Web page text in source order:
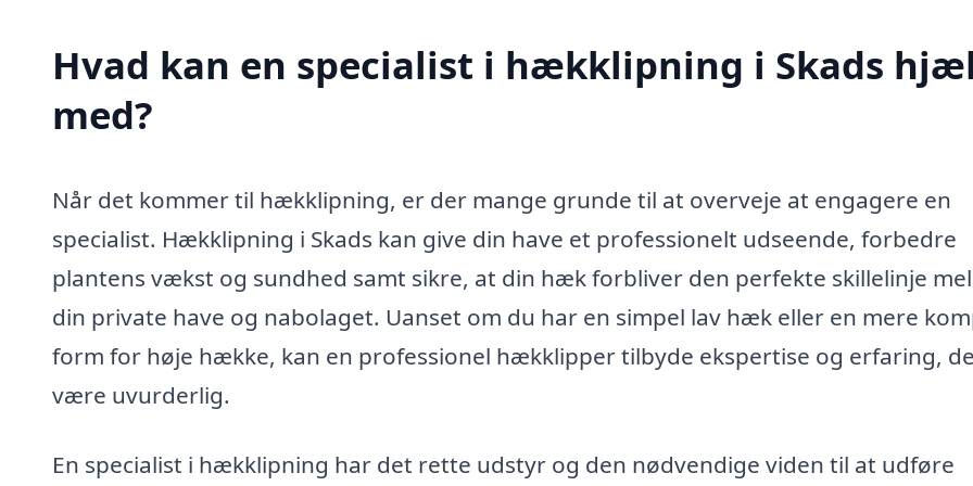
Hvad kan en specialist i hækklipning i Skads
med?
Når det kommer til hækklipning, er der mange grunde til at overveje at engagere en
specialist. Hækklipning i Skads kan give din have et professionelt udseende, forbedre
plantens vækst og sundhed samt sikre, at din hæk forbliver den perfekte skillelinje
din private have og nabolaget. Uanset om du har en simpel lav hæk eller en mere
form for høje hække, kan en professionel hækklipper tilbyde ekspertise og erfaring,
være uvurderlig.
En specialist i hækklipning har det rette udstyr og den nødvendige viden til at udføre